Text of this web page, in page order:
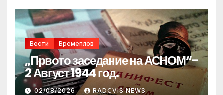
Вести Времеплов
„Првото заседание на АСНОМ“-
2 Август 1944 год.
02/08/2026 RADOVIS NEWS